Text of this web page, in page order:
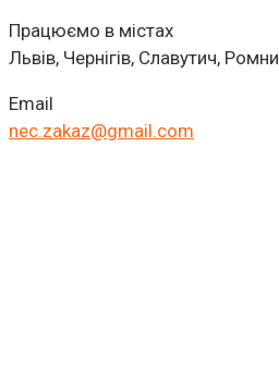
Працюємо в містах
Львів, Чернігів, Славутич, Ромни
Email
nec.zakaz@gmail.com